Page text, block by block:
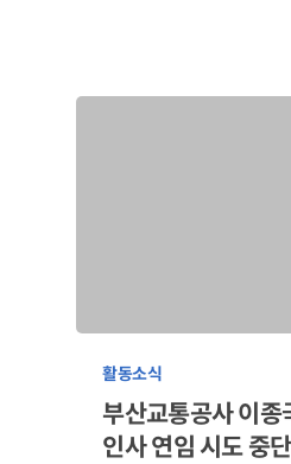
활동소식
부산교통공사 이종
인사 연임 시도 중